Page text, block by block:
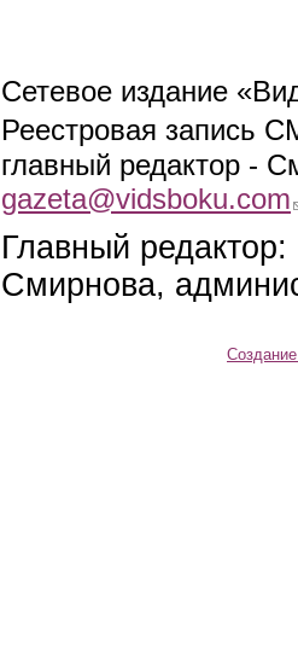
Сетевое издание
Реестровая запись
главный редактор -
gazeta@vidsboku.com
Главный
Смирнова,